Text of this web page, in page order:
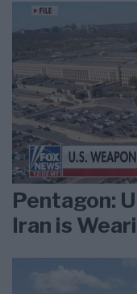
Pentagon:
Iran is